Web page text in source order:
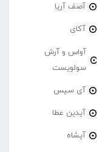
آصف آریا
آکای
آواس و آرش
سولویست
آی سیس
آیدین عطا
آیشاه